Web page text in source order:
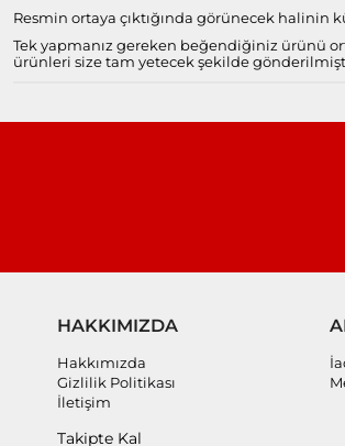
Resmin ortaya çıktığında görünecek
Tek yapmanız gereken beğendiğiniz ürünü
ürünleri size tam yetecek şekilde
HAKKIMIZDA
Hakkımızda
Gizlilik Politikası
İletişim
Takipte Kal